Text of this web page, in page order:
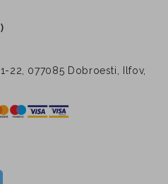
)
22, 077085 Dobroesti, Ilfov,